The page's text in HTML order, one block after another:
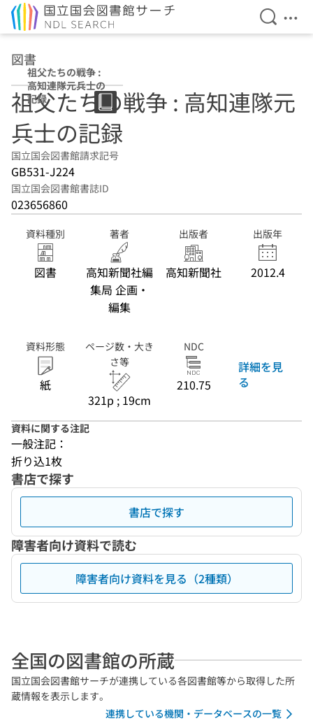
検索を
メ
図書
祖父たちの戦争 :
高知連隊元兵士の
記録
祖父たちの戦争 : 高知連隊元
兵士の記録
国立国会図書館請求記号
GB531-J224
国立国会図書館書誌ID
023656860
資料種別
図書
著者
高知新聞社編
集局 企画・
編集
出版者
高知新聞社
出版年
2012.4
資料形態
紙
ページ数・大き
さ等
321p ; 19cm
NDC
210.75
詳細を見
る
資料に関する注記
一般注記：
折り込1枚
書店で探す
書店で探す
障害者向け資料で読む
障害者向け資料を見る（2種類）
全国の図書館の所蔵
国立国会図書館サーチが連携している各図書館等から取得した所
蔵情報を表示します。
連携している機関・データベースの一覧